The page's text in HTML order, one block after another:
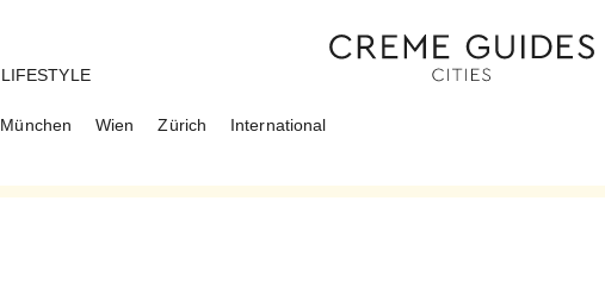
München Wien Zürich International
LIFESTYLE